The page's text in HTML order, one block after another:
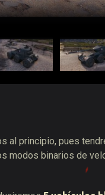
al principio, pues
modos binarios de